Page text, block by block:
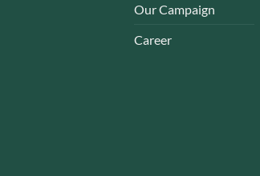
Our Campaign
Career